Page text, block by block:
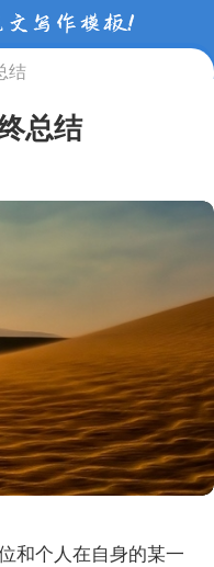
结
总结
和个人在自身的某一